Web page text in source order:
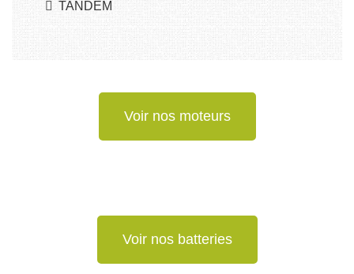
TANDEM
Voir nos moteurs
Voir nos batteries